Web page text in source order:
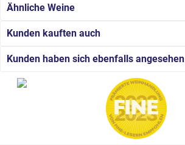
Ähnliche Weine
Kunden kauften auch
Kunden haben sich ebenfalls angesehen